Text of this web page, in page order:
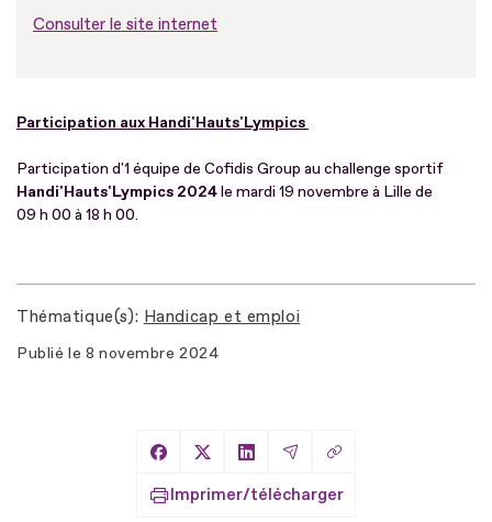
Consulter le site internet
Participation aux Handi'Hauts'Lympics
Participation d'1 équipe de Cofidis Group au challenge sportif
Handi'Hauts'Lympics 2024le mardi 19 novembre à Lille de
09 h 00 à 18 h 00.
Thématique(s) Handicap et emploi
Publié le 8 novembre 2024
Partager sur Facebook
Partager sur X
Partager sur LinkedIn
Partager par Email
Copier le lien
Imprimer/télécharger